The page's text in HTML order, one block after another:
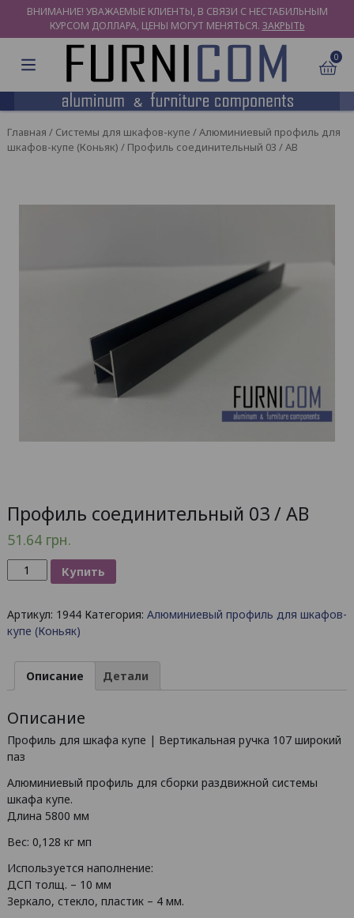
ВНИМАНИЕ! УВАЖАЕМЫЕ КЛИЕНТЫ, В СВЯЗИ С НЕСТАБИЛЬНЫМ
КУРСОМ ДОЛЛАРА, ЦЕНЫ МОГУТ МЕНЯТЬСЯ. ЗАКРЫТЬ
0
Главная / Системы для шкафов-купе /Алюминиевый профиль для
шкафов-купе (Коньяк) / Профиль соединительный 03 / AB
Профиль соединительный 03 / AB
51.64 грн.
Количество
товара
соединительный
03
AB
Купить
Артикул: 1944 Категория: Алюминиевый профиль для шкафов-
купе (Коньяк)
Описание Детали
Описание
Профиль для шкафа купе | Вертикальная ручка 107 широкий
паз
Алюминиевый профиль для сборки раздвижной системы
шкафа купе.
Длина 5800 мм
Вес: 0,128 кг мп
Используется наполнение:
ДСП толщ. – 10 мм
Зеркало, стекло, пластик – 4 мм.